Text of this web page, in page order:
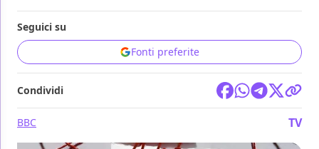
Seguici su
Fonti preferite
Condividi
BBC TV